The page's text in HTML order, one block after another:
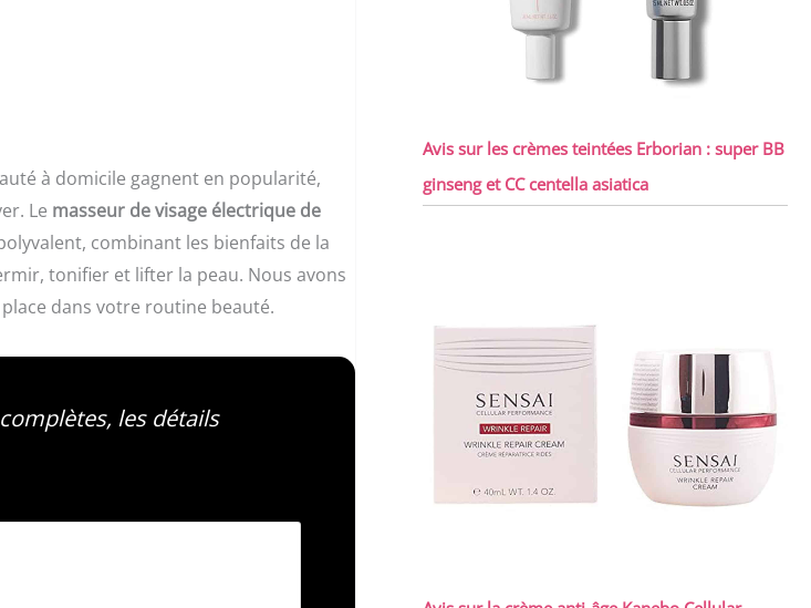
à domicile gagnent en popularité,
Le masseur de visage électrique de
combinant les bienfaits de la
tonifier et lifter la peau. Nous avons
dans votre routine beauté.
les détails
Avis sur les crèmes teintées Erborian : super BB
ginseng et CC centella asiatica